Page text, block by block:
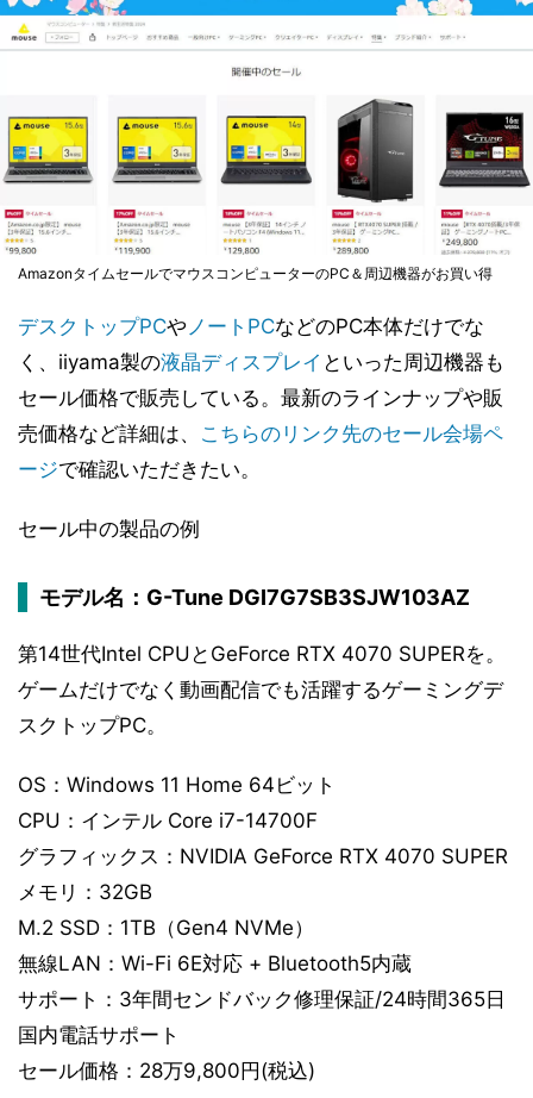
AmazonタイムセールでマウスコンピューターのPC＆周辺機器がお買い得
デスクトップPCやノートPCなどのPC本体だけでな
く、iiyama製の液晶ディスプレイ といった周辺機器も
セール価格で販売している。最新のラインナップや販
売価格など詳細は、 こちらのリンク先のセール会場ペ
ージで確認いただきたい。
セール中の製品の例
モデル名：G-Tune DGI7G7SB3SJW103AZ
第14世代Intel CPUとGeForce RTX 4070 SUPERを。
ゲームだけでなく動画配信でも活躍するゲーミングデ
スクトップPC。
OS：Windows 11 Home 64ビット
CPU：インテル Core i7-14700F
グラフィックス：NVIDIA GeForce RTX 4070 SUPER
メモリ：32GB
M.2 SSD：1TB（Gen4 NVMe）
無線LAN：Wi-Fi 6E対応 + Bluetooth5内蔵
サポート：3年間センドバック修理保証/24時間365日
国内電話サポート
セール価格：28万9,800円(税込)